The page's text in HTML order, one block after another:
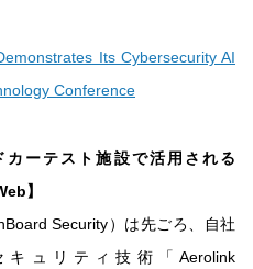
Its Cybersecurity AI
Conference
ーテスト施設で活用される
】
Security）は先ごろ、自社
ュリティ技術「Aerolink